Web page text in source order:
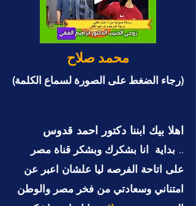
محمد صلاح
(رجاء الضغط على الصورة لسماع الكلمة)
اهلا بيك ابننا دكتور احمد قدوس
.. بداية انا بشكرك وبشكر قناة مصر
على اتاحة الفرصه ليا علشان اعبر عن
امتناني وسعادتي من فخر مصر والوطن